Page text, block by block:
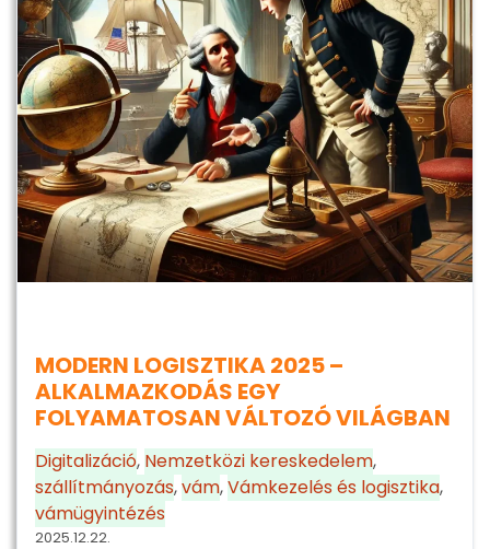
MODERN LOGISZTIKA 2025 –
ALKALMAZKODÁS EGY
FOLYAMATOSAN VÁLTOZÓ VILÁGBAN
Digitalizáció, Nemzetközi kereskedelem,
szállítmányozás,vám,Vámkezelés és logisztika,
vámügyintézés
2025.12.22.